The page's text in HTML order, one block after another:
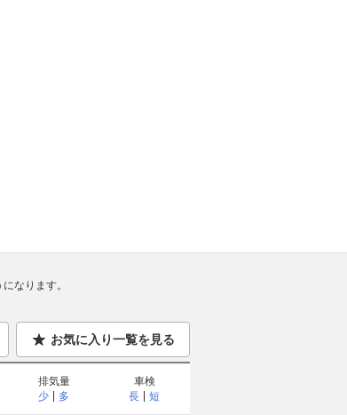
なります。
お気に入り一覧を見る
排気量
少
多
車検
長
短